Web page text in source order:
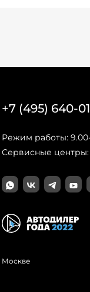
+7 (495) 640-
Режим работы:
Сервисные центры:
Москве